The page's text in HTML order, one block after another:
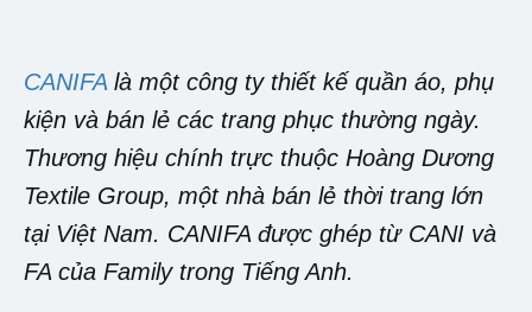
CANIFA là một công ty thiết kế quần áo, phụ
kiện và bán lẻ các trang phục thường ngày.
Thương hiệu chính trực thuộc Hoàng Dương
Textile Group, một nhà bán lẻ thời trang lớn
tại Việt Nam. CANIFA được ghép từ CANI và
FA của Family trong Tiếng Anh.